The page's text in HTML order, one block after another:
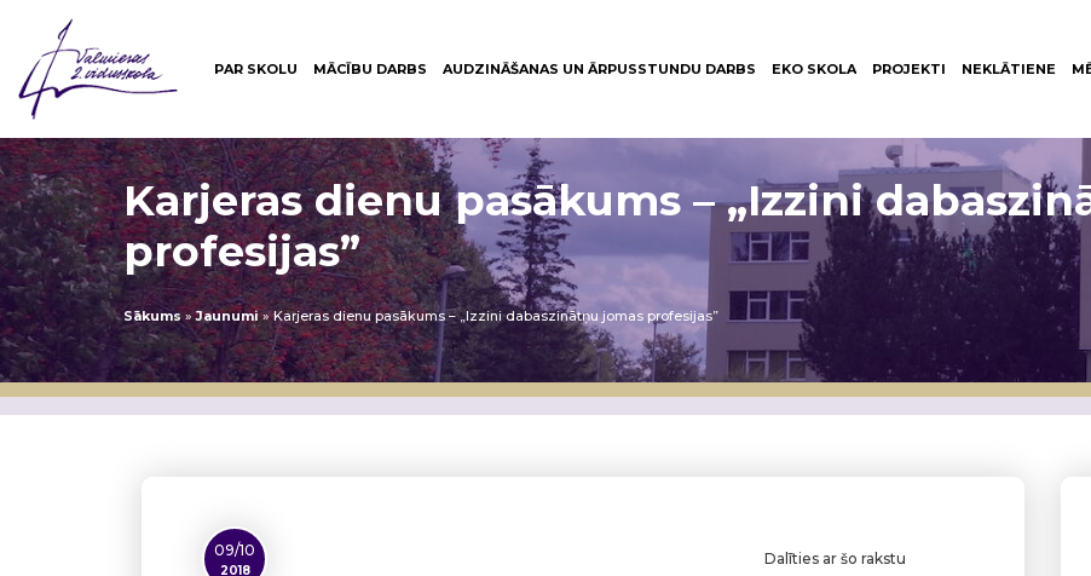
PAR SKOLU MĀCĪBU DARBS AUDZINĀŠANAS UN ĀRPUSSTUNDU DARBS EKO SKOLA PROJEKTI NEKLĀTIENE
Karjeras dienu pasākums – „Izzini
profesijas”
Sākums»Jaunumi»Karjeras dienu pasākums – „Izzini dabaszinātņu jomas profesijas”
09/10
2018
Dalīties ar šo rakstu